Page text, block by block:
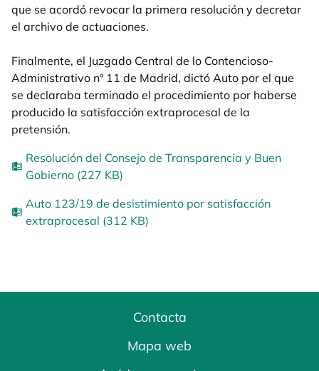
que se acordó revocar la primera resolución y decretar
el archivo de actuaciones.
Finalmente, el Juzgado Central de lo Contencioso-
Administrativo nº 11 de Madrid, dictó Auto por el que
se declaraba terminado el procedimiento por haberse
producido la satisfacción extraprocesal de la
pretensión.
Resolución del Consejo de Transparencia y Buen
Gobierno (227 KB)
Auto 123/19 de desistimiento por satisfacción
extraprocesal (312 KB)
Contacta
Mapa web